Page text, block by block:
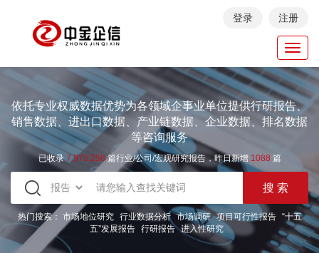
登录 注册
依托专业权威数据优势为各领域企事业单位提供行研报告、
销售数据、进出口数据、产业链数据、企业数据、排名数据
等咨询服务
已收录7.973.258篇行业/公司/宏观研究报告，昨日新增 1088 篇
热门搜索： 市场地位研究 行业数据分析 市场调研 项目可行性报告
“十五
五”发展报告 行研报告 进入性研究